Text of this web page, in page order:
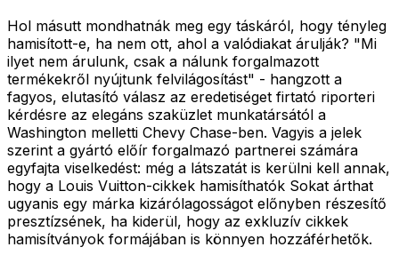
Hol másutt mondhatnák meg egy táskáról, hogy tényleg
hamisított-e, ha nem ott, ahol a valódiakat árulják? "Mi
ilyet nem árulunk, csak a nálunk forgalmazott
termékekről nyújtunk felvilágosítást" - hangzott a
fagyos, elutasító válasz az eredetiséget firtató riporteri
kérdésre az elegáns szaküzlet munkatársától a
Washington melletti Chevy Chase-ben. Vagyis a jelek
szerint a gyártó előír forgalmazó partnerei számára
egyfajta viselkedést: még a látszatát is kerülni kell annak,
hogy a Louis Vuitton-cikkek hamisíthatók Sokat árthat
ugyanis egy márka kizárólagosságot előnyben részesítő
presztízsének, ha kiderül, hogy az exkluzív cikkek
hamisítványok formájában is könnyen hozzáférhetők.